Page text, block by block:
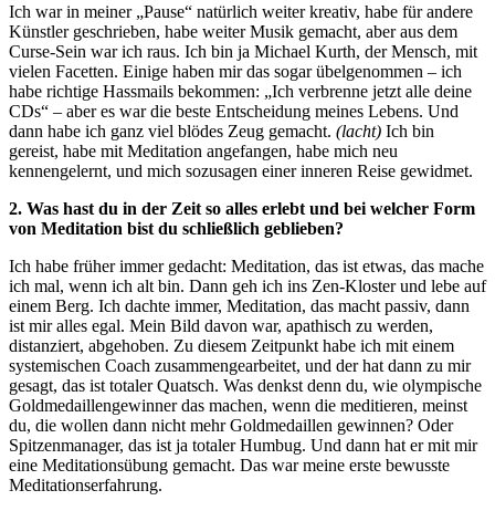
Ich war in meiner „Pause“ natürlich weiter kreativ, habe für andere
Künstler geschrieben, habe weiter Musik gemacht, aber aus dem
Curse-Sein war ich raus. Ich bin ja Michael Kurth, der Mensch, mit
vielen Facetten. Einige haben mir das sogar übelgenommen – ich
habe richtige Hassmails bekommen: „Ich verbrenne jetzt alle deine
CDs“ – aber es war die beste Entscheidung meines Lebens. Und
dann habe ich ganz viel blödes Zeug gemacht. (lacht) Ich bin
gereist, habe mit Meditation angefangen, habe mich neu
kennengelernt, und mich sozusagen einer inneren Reise gewidmet.
2. Was hast du in der Zeit so alles erlebt und bei welcher Form
von Meditation bist du schließlich geblieben?
Ich habe früher immer gedacht: Meditation, das ist etwas, das mache
ich mal, wenn ich alt bin. Dann geh ich ins Zen-Kloster und lebe auf
einem Berg. Ich dachte immer, Meditation, das macht passiv, dann
ist mir alles egal. Mein Bild davon war, apathisch zu werden,
distanziert, abgehoben. Zu diesem Zeitpunkt habe ich mit einem
systemischen Coach zusammengearbeitet, und der hat dann zu mir
gesagt, das ist totaler Quatsch. Was denkst denn du, wie olympische
Goldmedaillengewinner das machen, wenn die meditieren, meinst
du, die wollen dann nicht mehr Goldmedaillen gewinnen? Oder
Spitzenmanager, das ist ja totaler Humbug. Und dann hat er mit mir
eine Meditationsübung gemacht. Das war meine erste bewusste
Meditationserfahrung.